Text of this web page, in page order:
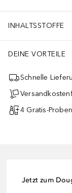
INHALTSSTOFFE
DEINE VORTEILE
Schnelle
4 Gratis-
Jetzt zum